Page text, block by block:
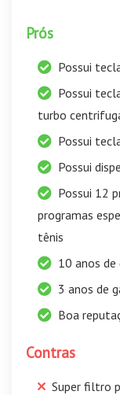
Prós
Possui
Possui
turbo
Possui
Possui
Possui 12
programas
tênis
10 anos
3 anos de
Boa
Contras
Super filtro